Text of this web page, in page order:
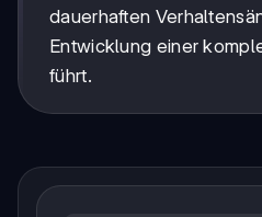
dauerhaften
Entwicklung einer
führt.